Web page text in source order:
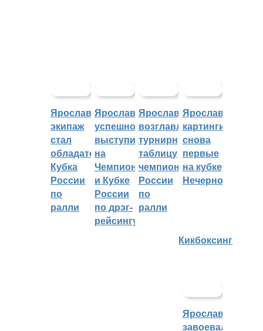
Ярославский
экипаж
стал
обладателем
Кубка
России
по
ралли
Ярославцы
успешно
выступили
на
Чемпионате
и Кубке
России
по дрэг-
рейсингу
Ярославцы
возглавляют
турнирную
таблицу
чемпионата
России
по
ралли
Ярославские
картингисты
снова
первые
на кубке
Нечерноземья
Кикбоксинг
Ярославцы
завоевали